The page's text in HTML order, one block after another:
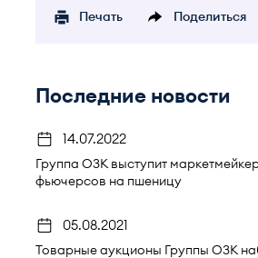
Печать Поделиться
Последние новости
14.07.2022
Группа ОЗК выступит
фьючерсов на пшеницу
05.08.2021
Товарные аукционы Группы ОЗК